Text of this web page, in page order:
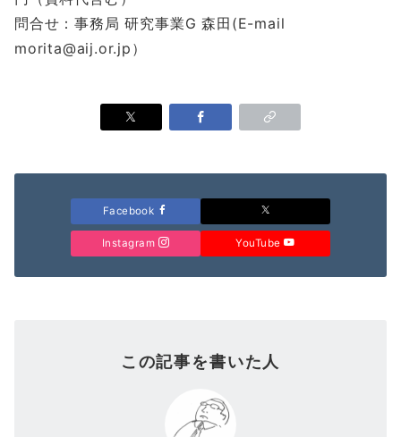
問合せ：事務局 研究事業G 森田(E-mail
morita@aij.or.jp）
Facebook
Instagram YouTube
この記事を書いた人